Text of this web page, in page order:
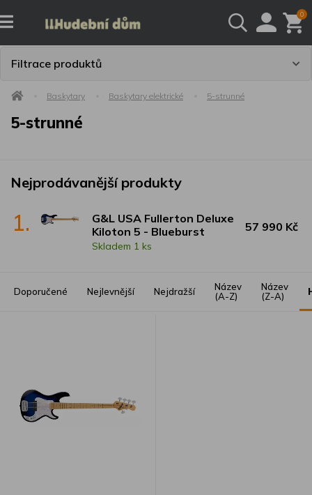
0
Filtrace produktů
Baskytary Baskytary elektrické 5-strunné
5-strunné
Nejprodávanější produkty
1.
G&L USA Fullerton Deluxe
Kiloton 5 - Blueburst
Skladem 1 ks
57 990 Kč
Doporučené Nejlevnější Nejdražší
Název
(A-Z)
Název
(Z-A)